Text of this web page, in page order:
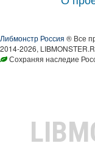
Либмонстр Россия ® Все
2014-2026,
Сохраняя наследие